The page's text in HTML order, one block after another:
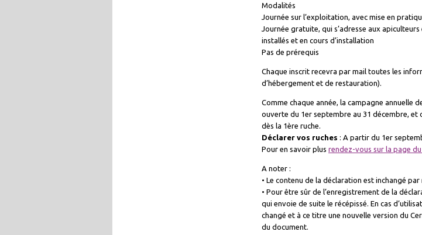
Modalités
Journée sur l’exploitation, avec mise en
Journée gratuite, qui s’adresse aux
installés et en cours d’installation
Pas de prérequis
Chaque inscrit recevra par mail toutes les
d’hébergement et de restauration).
Comme chaque année, la campagne annuelle
ouverte du 1er septembre au 31 décembre, et
dès la 1ère ruche.
Déclarer vos ruches : A partir du 1er
Pour en savoir plus rendez-vous sur la page
A noter :
• Le contenu de la déclaration est inchangé
• Pour être sûr de l’enregistrement de la
qui envoie de suite le récépissé. En cas
changé et à ce titre une nouvelle version du
du document.